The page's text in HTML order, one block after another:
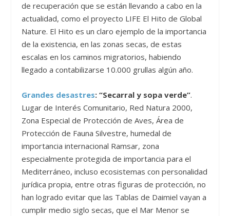
de recuperación que se están llevando a cabo en la
actualidad, como el proyecto LIFE El Hito de Global
Nature. El Hito es un claro ejemplo de la importancia
de la existencia, en las zonas secas, de estas
escalas en los caminos migratorios, habiendo
llegado a contabilizarse 10.000 grullas algún año.
Grandes desastres: “Secarral y sopa verde”.
Lugar de Interés Comunitario, Red Natura 2000,
Zona Especial de Protección de Aves, Área de
Protección de Fauna Silvestre, humedal de
importancia internacional Ramsar, zona
especialmente protegida de importancia para el
Mediterráneo, incluso ecosistemas con personalidad
jurídica propia, entre otras figuras de protección, no
han logrado evitar que las Tablas de Daimiel vayan a
cumplir medio siglo secas, que el Mar Menor se